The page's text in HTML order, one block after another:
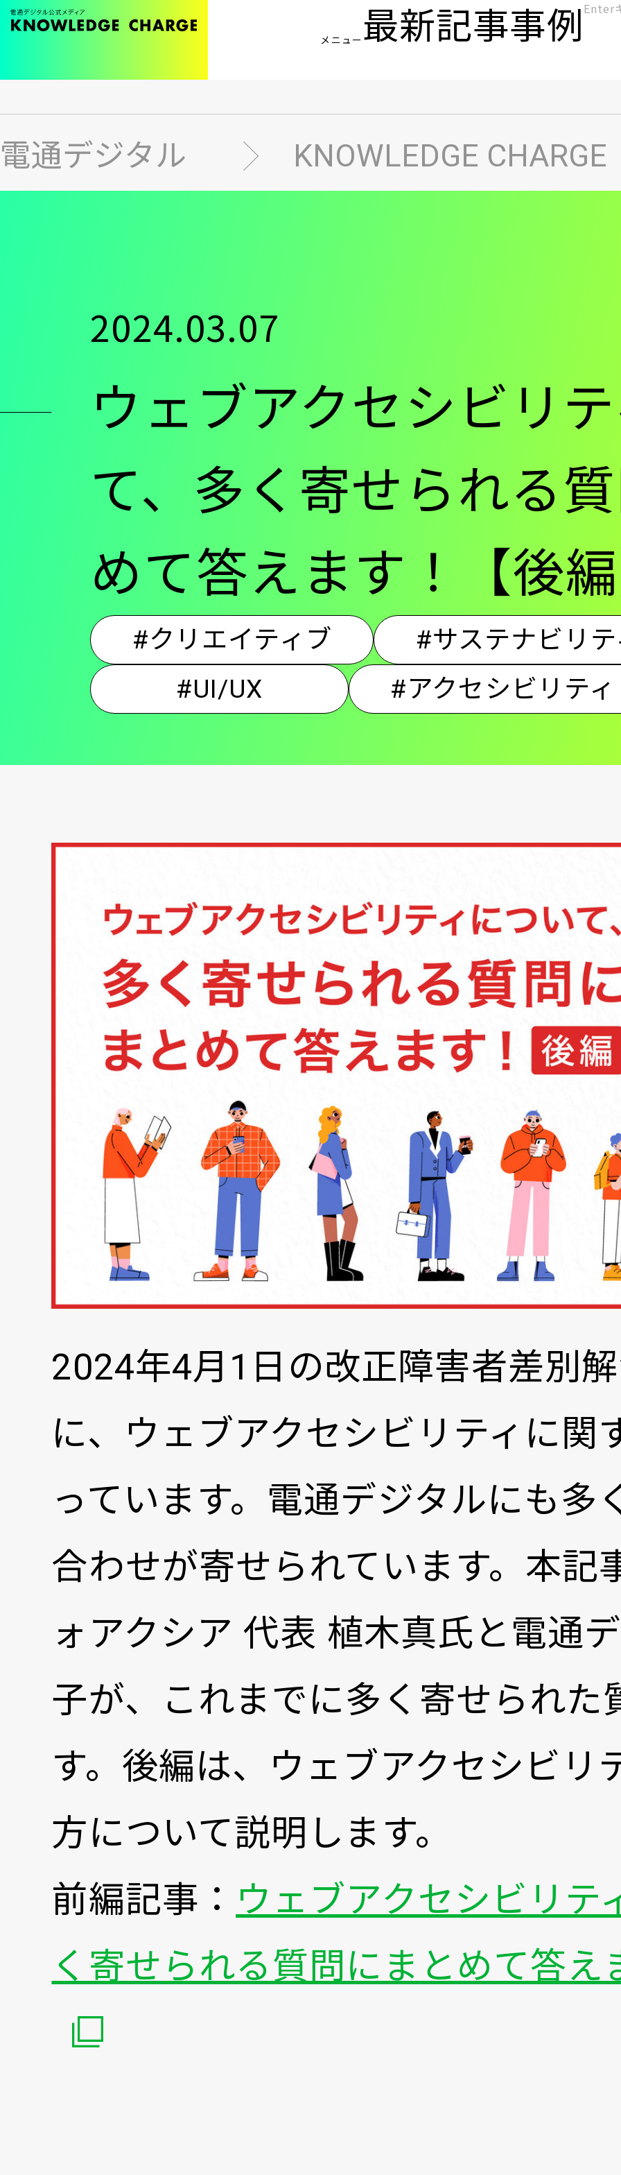
メ
イ
ン
コ
ツ
メニュー [KC]
ヘ
ッ
-
メ
イ
ン
最新記事事例
電通デジタル KNOWLEDGE CHARGE
ウェブアクセシビリ
て、多く寄せられる
めて答えます！【後
2024.03.07
#クリエイティブ
#サステナビリ
#UI/UX
#アクセシビリティ
2024年4月1日の改正障害者差別
に、ウェブアクセシビリティに関
っています。電通デジタルにも多
合わせが寄せられています。本記
ォアクシア 代表 植木真氏と電通
子が、これまでに多く寄せられた
す。後編は、ウェブアクセシビリ
方について説明します。
前編記事： ウェブアクセシビリテ
く寄せられる質問にまとめて答え